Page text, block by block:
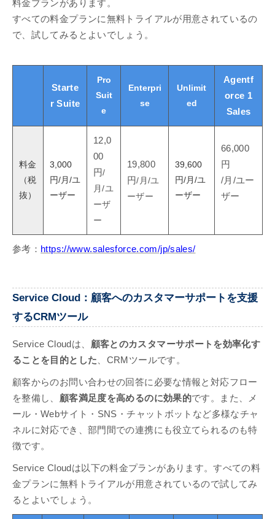
料金プランがあります。
すべての料金プランに無料トライアルが用意されているの
で、試してみるとよいでしょう。
Starte
r Suite
Pro
Suit
e
Enterpri
se
Unlimit
ed
Agentf
orce 1
Sales
料金
（税
抜）
3,000
円/月/ユ
ーザー
12,0
00
円/
月/ユ
ーザ
ー
19,800
円/月/ユ
ーザー
39,600
円/月/ユ
ーザー
66,000
円
/月/ユー
ザー
参考： https://www.salesforce.com/jp/sales/
Service Cloud：顧客へのカスタマーサポートを支援
するCRMツール
Service Cloudは、 顧客とのカスタマーサポートを効率化す
ることを目的とした 、CRMツールです。
顧客からのお問い合わせの回答に必要な情報と対応フロー
を整備し、 顧客満足度を高めるのに効果的です。また、メ
ール・Webサイト・SNS・チャットボットなど多様なチャ
ネルに対応でき、部門間での連携にも役立てられるのも特
徴です。
Service Cloudは以下の料金プランがあります。すべての料
金プランに無料トライアルが用意されているので試してみ
るとよいでしょう。